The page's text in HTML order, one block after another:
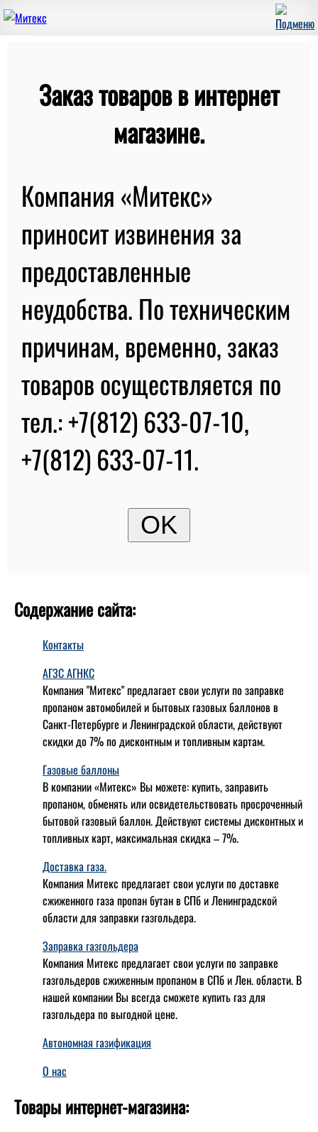
Заказ товаров в интернет
магазине.
Компания «Митекс»
приносит извинения за
предоставленные
неудобства. По техническим
причинам, временно, заказ
товаров осуществляется по
тел.: +7(812) 633-07-10,
+7(812) 633-07-11.
Содержание сайта:
Контакты
АГЗС АГНКС
Компания "Митекс" предлагает свои услуги по заправке
пропаном автомобилей и бытовых газовых баллонов в
Санкт-Петербурге и Ленинградской области, действуют
скидки до 7% по дисконтным и топливным картам.
Газовые баллоны
В компании «Митекс» Вы можете: купить, заправить
пропаном, обменять или освидетельствовать просроченный
бытовой газовый баллон. Действуют системы дисконтных и
топливных карт, максимальная скидка – 7%.
Доставка газа.
Компания Митекс предлагает свои услуги по доставке
сжиженного газа пропан бутан в СПб и Ленинградской
области для заправки газгольдера.
Заправка газгольдера
Компания Митекс предлагает свои услуги по заправке
газгольдеров сжиженным пропаном в СПб и Лен. области. В
нашей компании Вы всегда сможете купить газ для
газгольдера по выгодной цене.
Автономная газификация
О нас
Товары интернет-магазина: